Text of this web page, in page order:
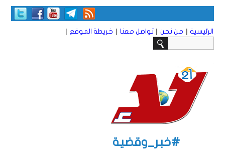
الرئيسية | من نحن | تواصل معنا | خريطة الموقع |
#خبر_وقضية